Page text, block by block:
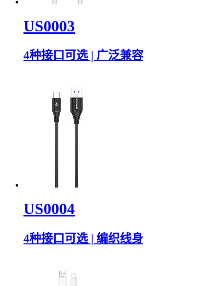
US0003
4种接口可选 | 广泛兼容
US0004
4种接口可选 | 编织线身